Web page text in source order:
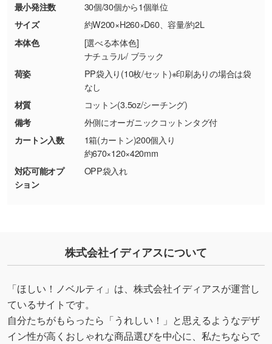
DIC・PANTONEなどのカラーチップの指定や、
現物支給による色指定も承っております。→
しく見る
・背景がある画像からキャラクター部分だけを
使いたいです
シンプルな背景のデータや、使いたいキャラク
ター部分の輪郭がはっきりしているデータは切
り抜き処理が可能です。→詳しく見る
・持っているデータの背景が足りない／塗り足
しの作り方が分からない
印刷したいデータが印刷範囲よりも小さい場
・デザインにQRコードを入れたい／QRコード
を生成してほしい
URLをご指定いただければ、QRコードを生成
いたします。配置のご相談にも応じています。
→詳しく見る
・お客様の元で商品を加工された場合、または
商品が破損した場合
・商品到着後7日以上経過している場合
・お客様のご都合による返品・交換依頼(商
品・色・数量などの注文間違い等)
最小発注数
30個/30個から1個単位
サイズ
約W200×H260×D60、容量/約2L
本体色
[選べる本体色]
ナチュラル/ ブラック
荷姿
PP袋入り(10枚/セット)※印刷ありの場合は袋
なし
材質
コットン(3.5oz/シーチング)
備考
外側にオーガニックコットンタグ付
カートン入数
1箱(カートン)200個入り
約670×120×420mm
対応可能オプ
ション
OPP袋入れ
株式会社イディアスについて
「ほしい！ノベルティ」は、株式会社イディアスが運営し
ているサイトです。
自分たちがもらったら「うれしい！」と思えるようなデザ
イン性が高くおしゃれな商品選びを中心に、私たちならで